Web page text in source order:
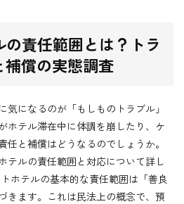
責任範囲とは？トラ
補償の実態調査
気になるのが「もしものトラブル」
ホテル滞在中に体調を崩したり、ケ
任と補償はどうなるのでしょうか。
テルの責任範囲と対応について詳し
ホテルの基本的な責任範囲は「善良
きます。これは民法上の概念で、預